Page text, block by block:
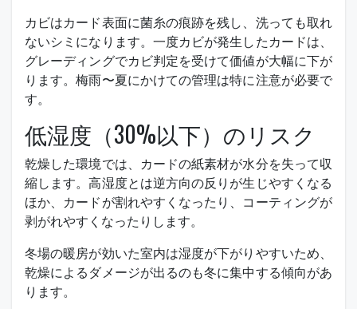
カビはカード表面に菌糸の痕跡を残し、洗っても取れ
ないシミになります。一度カビが発生したカードは、
グレーディングでカビ判定を受けて価値が大幅に下が
ります。梅雨〜夏にかけての管理は特に注意が必要で
す。
低湿度（30%以下）のリスク
乾燥した環境では、カードの紙素材が水分を失って収
縮します。高湿度とは逆方向の反りが生じやすくなる
ほか、カードが割れやすくなったり、コーティングが
剥がれやすくなったりします。
冬場の暖房が効いた室内は湿度が下がりやすいため、
乾燥によるダメージが出るのも冬に集中する傾向があ
ります。